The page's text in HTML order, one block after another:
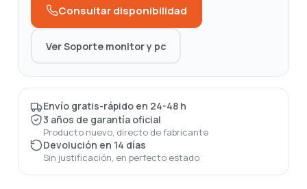
Consultar disponibilidad
Ver Soporte monitor y pc
Envío gratis-rápido en 24-48 h
3 años de garantía oficial
Producto nuevo, directo de fabricante
Devolución en 14 días
Sin justificación, en perfecto estado